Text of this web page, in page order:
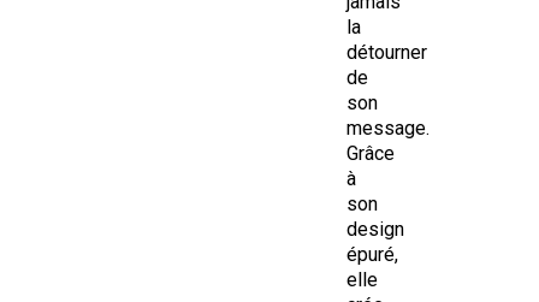
la
détourner
de
son
message.
Grâce
à
son
design
épuré,
elle